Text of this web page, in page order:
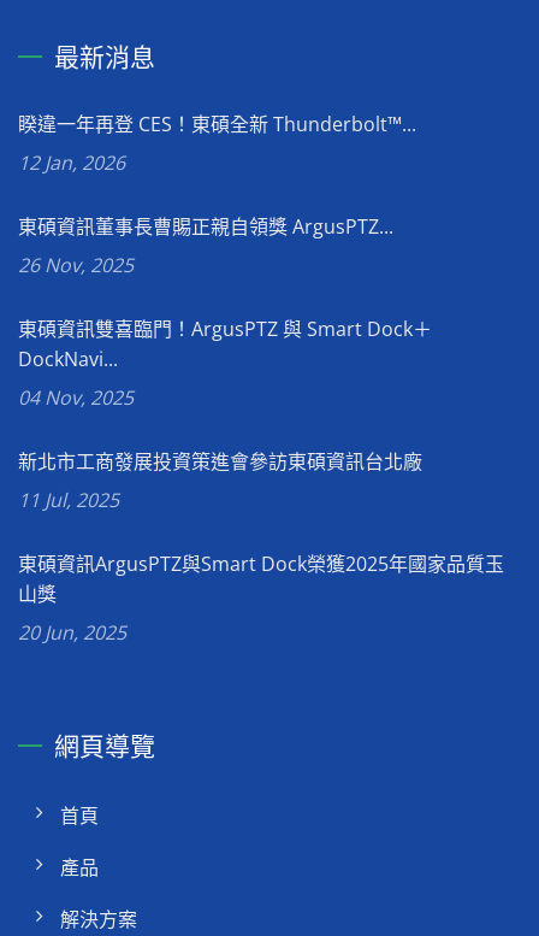
最新消息
睽違一年再登 CES！東碩全新 Thunderbolt™...
12 Jan, 2026
東碩資訊董事長曹賜正親自領獎 ArgusPTZ...
26 Nov, 2025
東碩資訊雙喜臨門！ArgusPTZ 與 Smart Dock＋
DockNavi...
04 Nov, 2025
新北市工商發展投資策進會參訪東碩資訊台北廠
11 Jul, 2025
東碩資訊ArgusPTZ與Smart Dock榮獲2025年國家品質玉
山獎
20 Jun, 2025
網頁導覽
首頁
產品
解決方案